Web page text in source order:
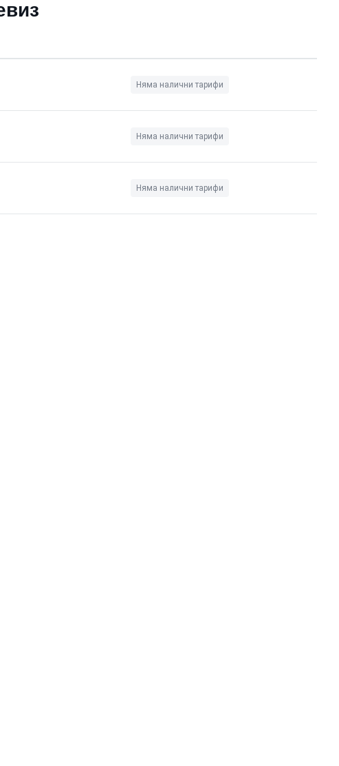
Няма налични тарифи
Няма налични тарифи
Няма налични тарифи